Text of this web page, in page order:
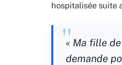
hospitalisée suite
« Ma fille
demande